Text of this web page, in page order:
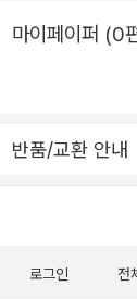
린이스도쿠, #중
자퍼즐, #수학교
이 서평은 출판
되어 있고 초급
퍼즐을 풀어볼 수
수 있도록 매우
려운 난이도로 문제를 출제하는
들을 제시해 주
설계하였다는
사실상 초급이
마이페이퍼 (0
반품/교환 안내
로그인 전